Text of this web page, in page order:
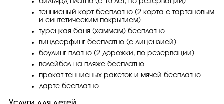
бильярд платно (с 16 лет, по резервации)
теннисный корт бесплатно (2 корта с тартановым
и синтетическим покрытием)
турецкая баня (хаммам) бесплатно
виндсерфинг бесплатно (с лицензией)
боулинг платно (2 дорожки, по резервации)
волейбол на пляже бесплатно
прокат теннисных ракеток и мячей бесплатно
дартс бесплатно